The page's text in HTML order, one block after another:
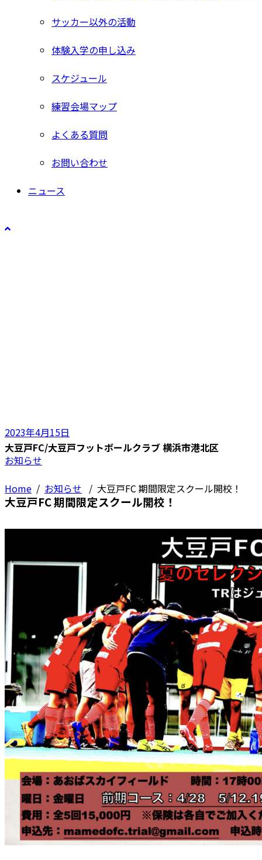
サッカー以外の活動
体験入学の申し込み
スケジュール
練習会場マップ
よくある質問
お問い合わせ
ニュース
大豆戸FC/大豆戸フットボールクラブ 横浜市港北区
Home / お知らせ / 大豆戸FC 期間限定スクール開校！
2023年4月15日
お知らせ
大豆戸FC 期間限定スクール開校！